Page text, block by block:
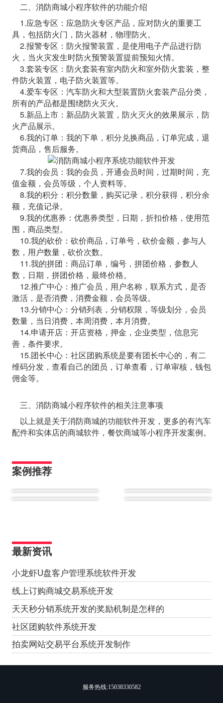
二、消防商城小程序软件的功能介绍
1.应急专区：应急防火专区产品，应对防火的重要工
具，包括防火门，防火器材，物理防火。
2.报警专区：防火报警装置，是使用电子产品进行防
火，当火灾发生时防火预警装置提前预知火情。
3.套装专区：防火套装有室内防火和室外防火套装，整
件防火装置，电子防火装置等。
4.爱车专区：汽车防火和大型装置防火套装产品分类，
所有的产品都是围绕防火灭火。
5.新品上市：新品防火装置，防火灭火的效果展示，防
火产品展示。
6.我的订单：我的下单，积分兑换商品，订单完成，退
货商品，售后服务。
7.我的会员：我的会员，开通会员时间，过期时间，充
值金额，会员等级，个人资料等。
8.我的积分：积分数量，购买记录，积分获得，积分余
额，充值记录。
9.我的优惠券：优惠券类型，日期，折扣价格，使用范
围，商品类型。
10.我的砍价：砍价商品，订单号，砍价金额，参与人
数，用户数量，砍价次数。
11.我的拼团：商品订单，编号，拼团价格，参数人
数，日期，拼团价格，最终价格。
12.推广中心：推广会员，用户名称，联系方式，是否
激活，是否消费，消费金额，会员等级。
13.分销中心：分销列表，分销权限，等级划分，会员
数量，当日消费，本周消费，本月消费。
14.申请开店：开店资格，押金，企业类型，信息完
善，条件要求。
15.团长中心：社区团购系统是要有团长中心的，有二
维码分发，查看自己的团员，订单查看，订单审核，钱包
佣金等。
三、消防商城小程序软件的相关注意事项
以上就是关于消防商城的功能软件开发，更多的有汽车
配件和实体店的商城软件，餐饮商城等小程序开发案例。
案例推荐
最新资讯
小龙虾U盘客户管理系统软件开发
线上订购商城交易系统开发
天天秒分销系统开发的奖励机制是怎样的
社区团购软件系统开发
拍卖网站交易平台系统开发制作
服务热线:15038330582